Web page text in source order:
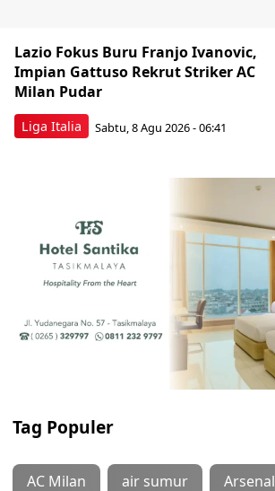
Liga Italia
Lazio Fokus Buru Franjo Ivanovic,
Impian Gattuso Rekrut Striker AC
Milan Pudar
Sabtu, 8 Agu 2026 - 06:41
Tag Populer
AC Milan air sumur Arsenal